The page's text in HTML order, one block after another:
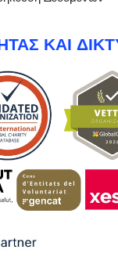
ΚΑΙ